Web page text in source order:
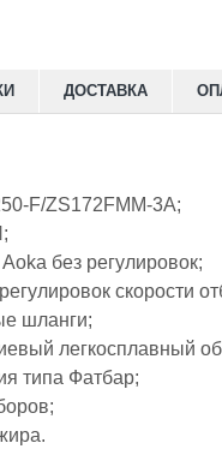
ДОСТАВКА
F/ZS172FMM-3A;
без регулировок;
скорости
шланги;
легкосплавный
типа Фатбар;